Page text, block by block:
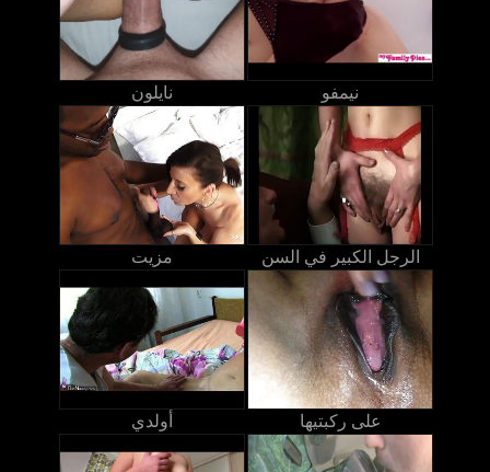
نايلون نيمفو
مزيت الرجل الكبير في السن
أولدي على ركبتيها